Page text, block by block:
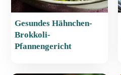
Gesundes Hähnchen-
Brokkoli-
Pfannengericht